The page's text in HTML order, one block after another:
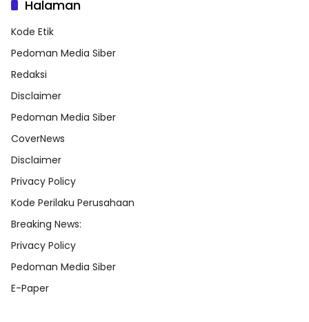
Halaman
Kode Etik
Pedoman Media Siber
Redaksi
Disclaimer
Pedoman Media Siber
CoverNews
Disclaimer
Privacy Policy
Kode Perilaku Perusahaan
Breaking News:
Privacy Policy
Pedoman Media Siber
E-Paper